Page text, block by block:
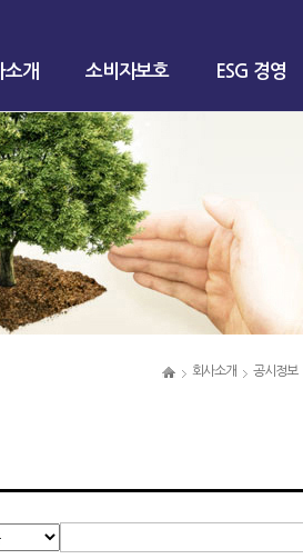
소개 소비자보호 ESG 경영
회사소개 공시정보